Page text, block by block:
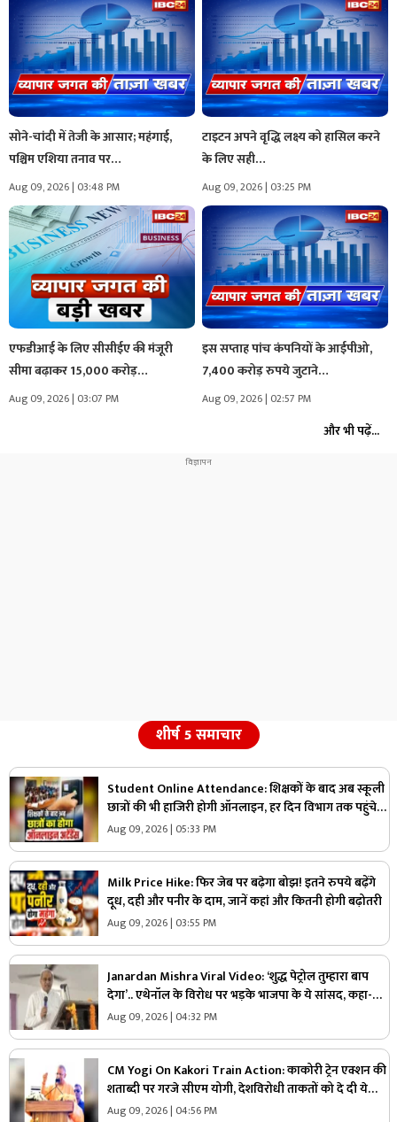
सोने-चांदी में तेजी के आसार; महंगाई,
पश्चिम एशिया तनाव पर…
Aug 09, 2026 | 03:48 PM
टाइटन अपने वृद्धि लक्ष्य को हासिल करने
के लिए सही…
Aug 09, 2026 | 03:25 PM
एफडीआई के लिए सीसीईए की मंजूरी
सीमा बढ़ाकर 15,000 करोड़…
Aug 09, 2026 | 03:07 PM
इस सप्ताह पांच कंपनियों के आईपीओ,
7,400 करोड़ रुपये जुटाने…
Aug 09, 2026 | 02:57 PM
और भी पढ़ें...
शीर्ष 5 समाचार
Student Online Attendance: शिक्षकों के बाद अब स्कूली
छात्रों की भी हाजिरी होगी ऑनलाइन, हर दिन विभाग तक पहुंचेगी
जानकारी, सभी DEO को आदेश जारी
Aug 09, 2026 | 05:33 PM
Milk Price Hike: फिर जेब पर बढ़ेगा बोझ! इतने रुपये बढ़ेंगे
दूध, दही और पनीर के दाम, जानें कहां और कितनी होगी बढ़ोतरी
Aug 09, 2026 | 03:55 PM
Janardan Mishra Viral Video: ‘शुद्ध पेट्रोल तुम्हारा बाप
देगा’.. एथेनॉल के विरोध पर भड़के भाजपा के ये सांसद, कहा-
सबसे कम महंगाई भारत में
Aug 09, 2026 | 04:32 PM
CM Yogi On Kakori Train Action: काकोरी ट्रेन एक्शन की
शताब्दी पर गरजे सीएम योगी, देशविरोधी ताकतों को दे दी ये
चेतावनी, युवाओं से की ये अपील
Aug 09, 2026 | 04:56 PM